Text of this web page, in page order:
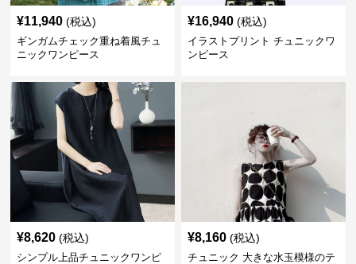
¥11,940 (税込)
ギンガムチェック重ね着風チュ
ニックワンピース
¥16,940 (税込)
イラストプリント チュニックワ
ンピース
¥8,620 (税込)
シンプル上品チュニックワンピ
¥8,160 (税込)
チュニック 大きな水玉模様のテ